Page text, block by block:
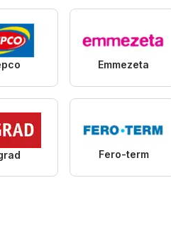
Emmezeta
Fero-term